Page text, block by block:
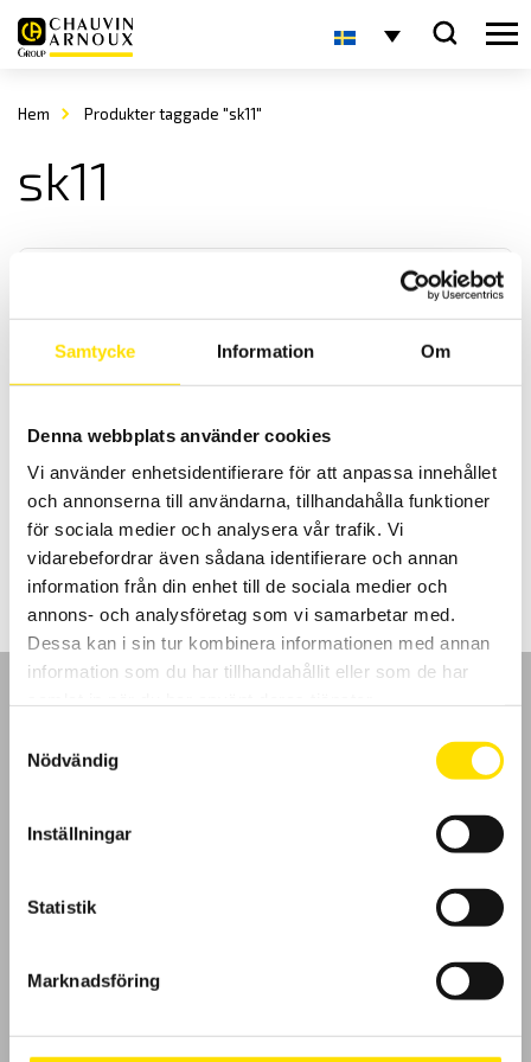
Samtycke Information Om
Denna webbplats använder cookies
Vi använder enhetsidentifierare för att anpassa innehållet
och annonserna till användarna, tillhandahålla funktioner
för sociala medier och analysera vår trafik. Vi
vidarebefordrar även sådana identifierare och annan
information från din enhet till de sociala medier och
annons- och analysföretag som vi samarbetar med.
Dessa kan i sin tur kombinera informationen med annan
information som du har tillhandahållit eller som de har
Nödvändig
Inställningar
Statistik
Marknadsföring
Hem Produkter taggade "sk11"
sk11
Temperaturgivare typ K, modell SK6 till SK13
temperaturgivare för instrument med minikontakt typ k.
1,090.00 kr–3,260.00krPrisintervall:
1,090.00 kr
till
3,260.00 kr
LÄS MER